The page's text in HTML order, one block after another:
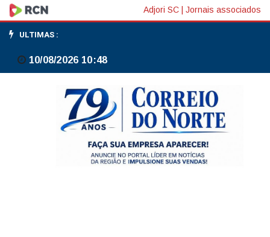
Audiência
pública
discute
organização
Adjori SC Jornais associados
ULTIMAS :
10/08/2026 10:48